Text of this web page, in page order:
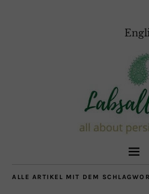
ALLE ARTIKEL MIT DEM